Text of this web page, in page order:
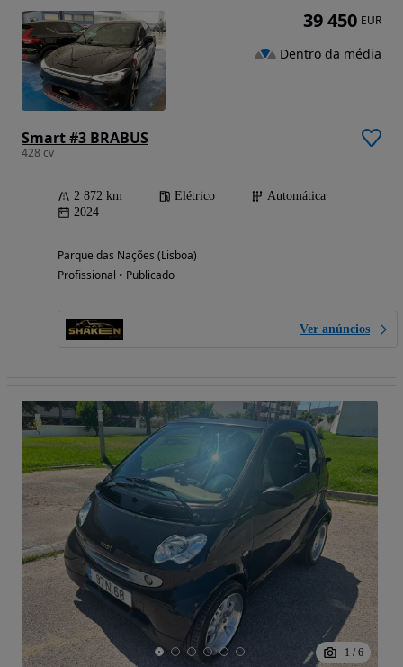
Smart #3 BRABUS
428 cv
2 872 km Elétrico
Automática
2024
Parque das Nações (Lisboa)
Profissional • Publicado
Ver anúncios
39 450 EUR
Dentro da média
1 / 6